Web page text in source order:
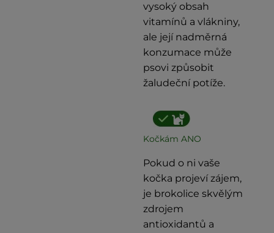
vysoký obsah
vitamínů a vlákniny,
ale její nadměrná
konzumace může
psovi způsobit
žaludeční potíže.
Kočkám ANO
Pokud o ni vaše
kočka projeví zájem,
je brokolice skvělým
zdrojem
antioxidantů a